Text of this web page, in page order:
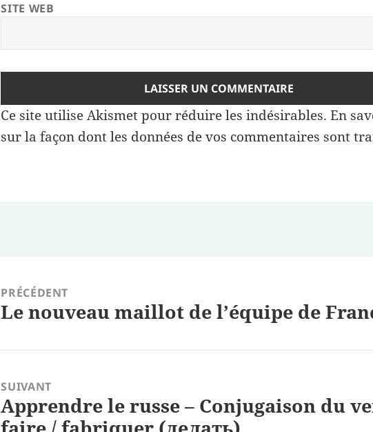
SITE WEB
Ce site utilise Akismet pour réduire les indésirables.En
sur la façon dont les données de vos commentaires sont
PRÉCÉDENT
Article
Le nouveau maillot de l’équipe de
SUIVANT
Article
suivant :
Apprendre le russe – Conjugaison du